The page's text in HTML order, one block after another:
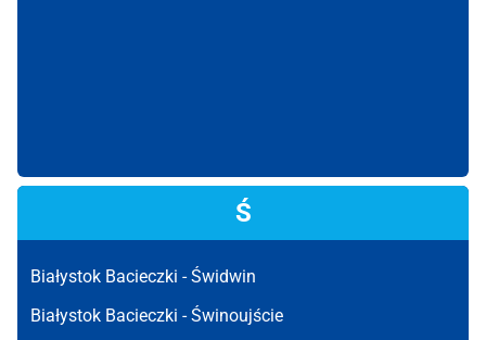
Ś
Białystok Bacieczki -Świdwin
Białystok Bacieczki -Świnoujście